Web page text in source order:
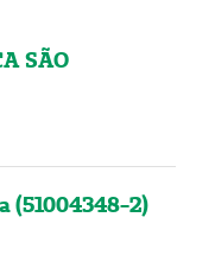
SÃO
(51004348-2)